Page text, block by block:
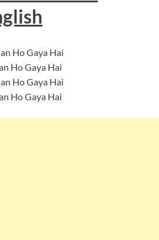
Ho Gaya Hai
Ho Gaya Hai
Ho Gaya Hai
Ho Gaya Hai